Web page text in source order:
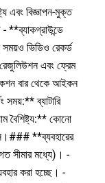
এবং বিজ্ঞাপন-মুক্ত
**ব্যাকগ্রাউন্ডে
সময়ও ভিডিও রেকর্ড
এবং ফ্রেম
বার থেকে আইকন
সময়:** ব্যাটারি
বৈশিষ্ট্য:** কোনো
**ব্যবহারের
সীমার মধ্যে)। -
করা হচ্ছে। -